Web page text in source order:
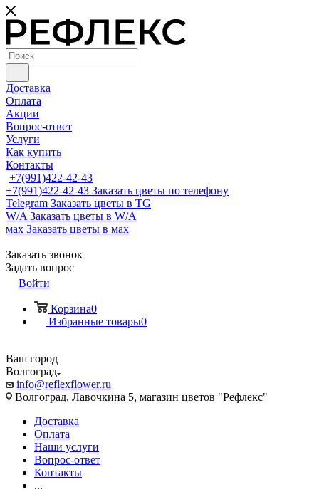
Доставка
Оплата
Акции
Вопрос-ответ
Услуги
Как купить
Контакты
+7(991)422-42-43
+7(991)422-42-43 Заказать цветы по телефону
Telegram Заказать цветы в TG
W/A Заказать цветы в W/A
мах Заказать цветы в мах
Заказать звонок
Задать вопрос
Войти
Корзина0
Избранные товары0
Ваш город
Волгоград
info@reflexflower.ru
Волгоград, Лавочкина 5, магазин цветов "Рефлекс"
Доставка
Оплата
Наши услуги
Вопрос-ответ
Контакты
...